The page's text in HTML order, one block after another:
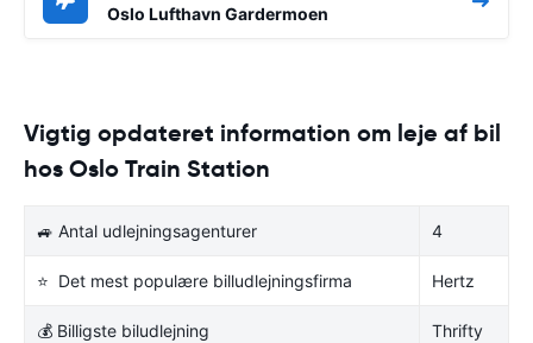
Oslo Lufthavn Gardermoen
Vigtig opdateret information om leje af bil
hos Oslo Train Station
🚙 Antal udlejningsagenturer 4
⭐ Det mest populære billudlejningsfirma Hertz
💰 Billigste biludlejning Thrifty